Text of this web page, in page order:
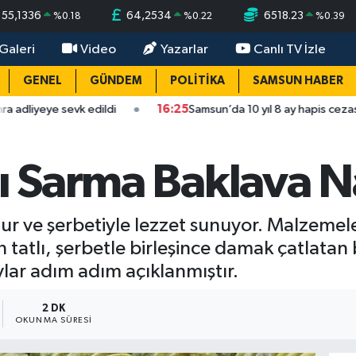
55,1336 %0.18 64,2534 %0.22 6518.23 %0.39
Video Yazarlar Canlı TV İzle
GENEL GÜNDEM POLİTİKA SAMSUN HABER
edildi 16:25 Samsun’da 10 yıl 8 ay hapis cezası olan firari
Sarma Baklava
ve şerbetiyle lezzet sunuyor.
tatlı, şerbetle birleşince damak
adım adım açıklanmıştır.
2 DK
OKUNMA SÜRESI